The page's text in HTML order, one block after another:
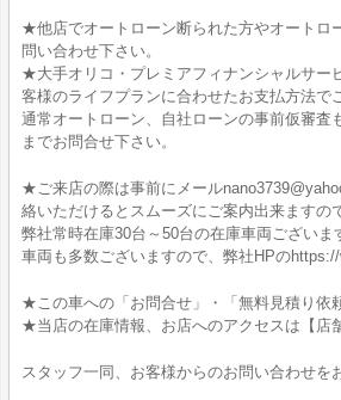
★他店でオートローン断られた方やオートロ
問い合わせ下さい。
★大手オリコ・プレミアフィナンシャルサー
客様のライフプランに合わせたお支払方法で
通常オートローン、自社ローンの事前仮審査
までお問合せ下さい。
★ご来店の際は事前にメール
絡いただけるとスムーズにご案内出来ますの
弊社常時在庫30台～50台の在庫車両ござい
車両も多数ございますので、弊社HPのhttps://
★この車への「お問合せ」・「無料見積り依
★当店の在庫情報、お店へのアクセスは【店
スタッフ一同、お客様からのお問い合わせを